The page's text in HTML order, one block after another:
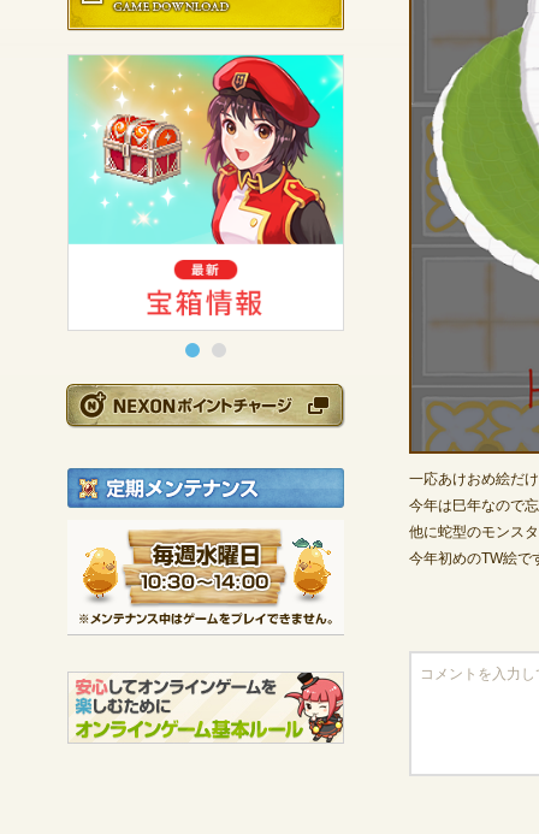
NEXONポイントチ
定期メンテナンス
毎週水曜日 10:30
※メンテナンス中は
一応あけおめ絵だ
今年は巳年なので
他に蛇型のモンス
今年初めのTW絵で